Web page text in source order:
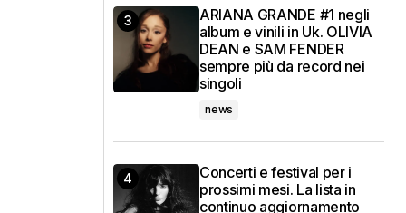
ARIANA GRANDE #1 negli
album e vinili in Uk. OLIVIA
DEAN e SAM FENDER
sempre più da record nei
singoli
news
Concerti e festival per i
prossimi mesi. La lista in
continuo aggiornamento